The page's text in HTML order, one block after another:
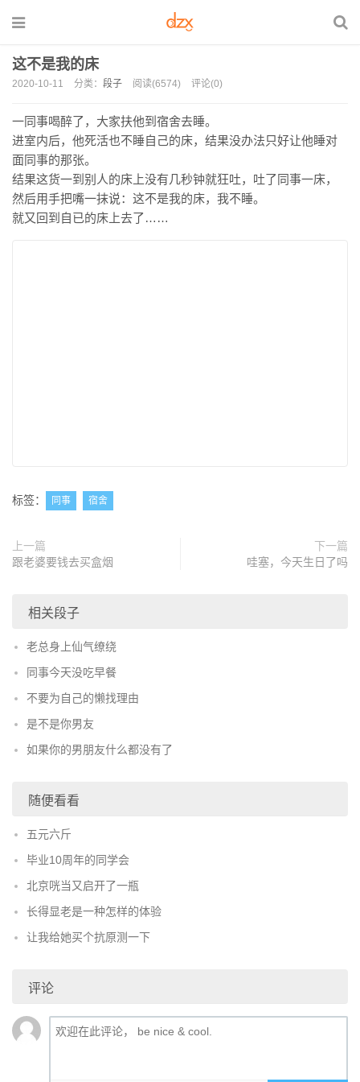
这不是我的床
2020-10-11 分类： 段子 阅读(6574) 评论(0)
一同事喝醉了，大家扶他到宿舍去睡。
进室内后，他死活也不睡自己的床，结果没办法只好让他睡对
面同事的那张。
结果这货一到别人的床上没有几秒钟就狂吐，吐了同事一床，
然后用手把嘴一抹说：这不是我的床，我不睡。
就又回到自已的床上去了……
标签： 同事 宿舍
上一篇
跟老婆要钱去买盒烟
下一篇
哇塞，今天生日了吗
相关段子
老总身上仙气缭绕
同事今天没吃早餐
不要为自己的懒找理由
是不是你男友
如果你的男朋友什么都没有了
随便看看
五元六斤
毕业10周年的同学会
北京咣当又启开了一瓶
长得显老是一种怎样的体验
让我给她买个抗原测一下
评论